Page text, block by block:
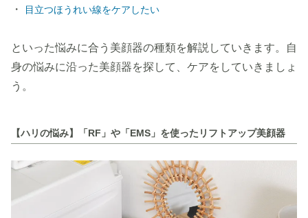
・ 目立つほうれい線をケアしたい
といった悩みに合う美顔器の種類を解説していきます。自
身の悩みに沿った美顔器を探して、ケアをしていきましょ
う。
【ハリの悩み】「RF」や「EMS」を使ったリフトアップ美顔器